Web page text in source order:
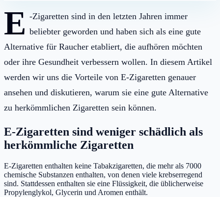
E -Zigaretten sind in den letzten Jahren immer
beliebter geworden und haben sich als eine gute
Alternative für Raucher etabliert, die aufhören möchten
oder ihre Gesundheit verbessern wollen. In diesem Artikel
werden wir uns die Vorteile von E-Zigaretten genauer
ansehen und diskutieren, warum sie eine gute Alternative
zu herkömmlichen Zigaretten sein können.
E-Zigaretten sind weniger schädlich als
herkömmliche Zigaretten
E-Zigaretten enthalten keine Tabakzigaretten, die mehr als 7000
chemische Substanzen enthalten, von denen viele krebserregend
sind. Stattdessen enthalten sie eine Flüssigkeit, die üblicherweise
Propylenglykol, Glycerin und Aromen enthält.